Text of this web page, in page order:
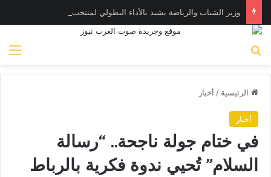
الرئيسية / أخبار
أخبار
في ختام جولة ناجحة.. “رسالة
السلام” تُحيي ندوة فكرية بالرباط